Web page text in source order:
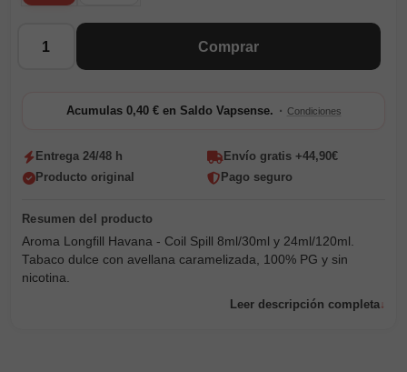
Comprar
Acumulas 0,40 € en Saldo Vapsense. · Condiciones
Entrega 24/48 h
Envío gratis +44,90€
Producto original
Pago seguro
Aroma Longfill Havana - Coil Spill 8ml/30ml y 24ml/120ml.
Tabaco dulce con avellana caramelizada, 100% PG y sin
nicotina.
Leer descripción completa